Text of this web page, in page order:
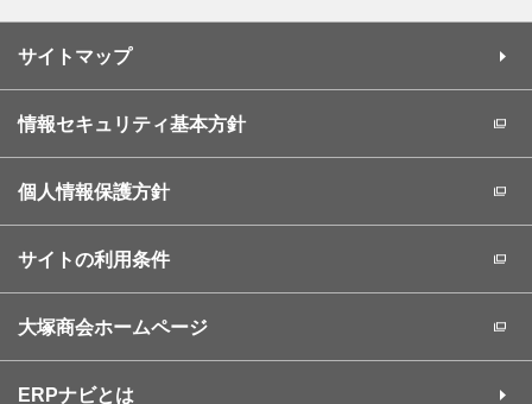
サイトマップ
情報セキュリティ基本方針
個人情報保護方針
サイトの利用条件
大塚商会ホームページ
ERPナビとは